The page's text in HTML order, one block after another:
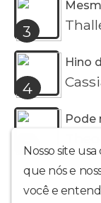
3
4
Hino
5
Pode
Nosso site
que nós e
você e